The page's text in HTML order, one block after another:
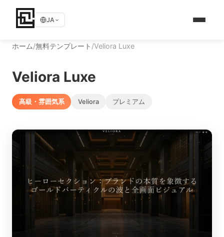
JA
ホーム/無料テンプレート /Veliora Luxe
Veliora Luxe
高級・雰囲気系 Veliora プレミアム